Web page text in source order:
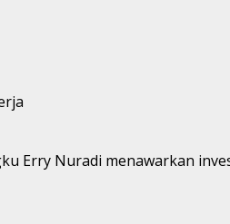
Erry Nuradi menawarkan